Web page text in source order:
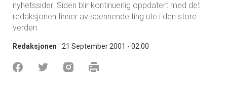
nyhetssider. Siden blir kontinuerlig oppdatert med det
redaksjonen finner av spennende ting ute i den store
verden.
Redaksjonen 21 September 2001 - 02:00